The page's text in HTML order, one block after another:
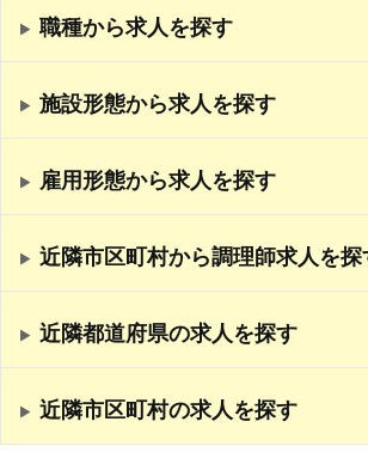
職種から求人を探す
施設形態から求人を探す
雇用形態から求人を探す
近隣市区町村から調理師求人を探
近隣都道府県の求人を探す
近隣市区町村の求人を探す